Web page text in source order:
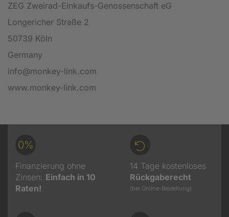
ZEG Zweirad-Einkaufs-Genossenschaft eG
Longericher Straße 2
50739 Köln
Germany
info@monkey-link.com
www.monkey-link.com
0%
Finanzierung ohne
Zinsen: Einfach in 10
Raten!
14 Tage kostenloses
Rückgaberecht
(bei Online-Bestellung)